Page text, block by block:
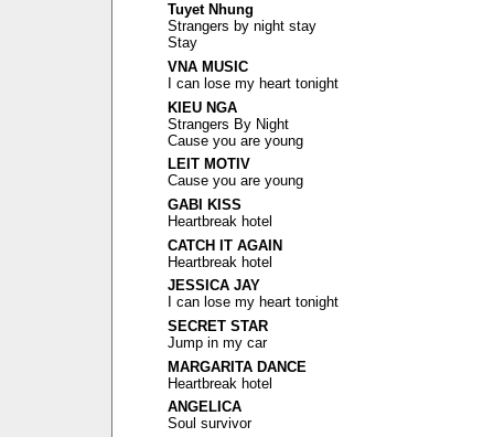
Tuyet Nhung
Strangers by night stay
Stay
VNA MUSIC
I can lose my heart tonight
KIEU NGA
Strangers By Night
Cause you are young
LEIT MOTIV
Cause you are young
GABI KISS
Heartbreak hotel
CATCH IT AGAIN
Heartbreak hotel
JESSICA JAY
I can lose my heart tonight
SECRET STAR
Jump in my car
MARGARITA DANCE
Heartbreak hotel
ANGELICA
Soul survivor